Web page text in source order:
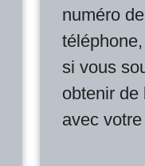
numéro de
si vous
obtenir de
avec